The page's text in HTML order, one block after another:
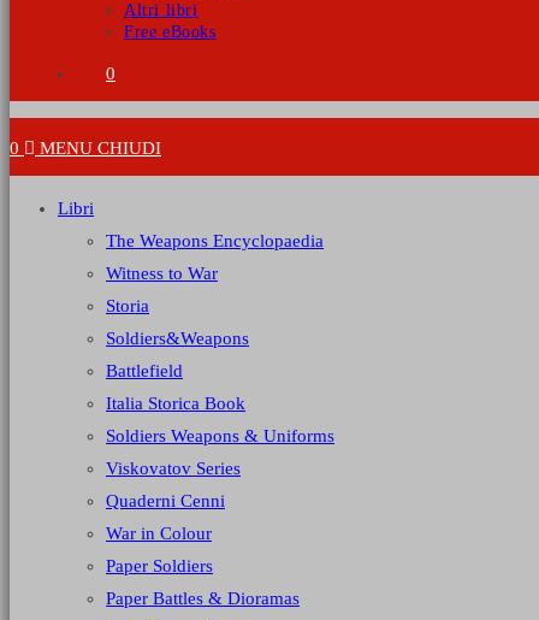
Altri libri
Free eBooks
0
0 MENU CHIUDI
Libri
The Weapons Encyclopaedia
Witness to War
Storia
Soldiers&Weapons
Battlefield
Italia Storica Book
Soldiers Weapons & Uniforms
Viskovatov Series
Quaderni Cenni
War in Colour
Paper Soldiers
Paper Battles & Dioramas